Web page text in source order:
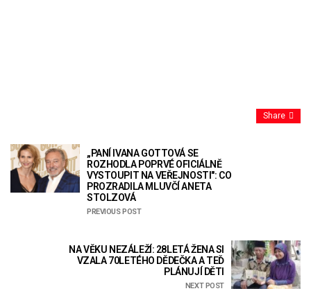
Share
„PANÍ IVANA GOTTOVÁ SE
ROZHODLA POPRVÉ OFICIÁLNĚ
VYSTOUPIT NA VEŘEJNOSTI": CO
PROZRADILA MLUVČÍ ANETA
STOLZOVÁ
PREVIOUS POST
NA VĚKU NEZÁLEŽÍ: 28LETÁ ŽENA SI
VZALA 70LETÉHO DĚDEČKA A TEĎ
PLÁNUJÍ DĚTI
NEXT POST